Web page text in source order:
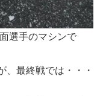
選手のマシンで
、最終戦では・・・